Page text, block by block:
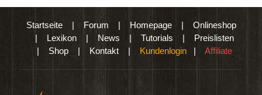
Startseite| Forum | Homepage| Onlineshop
| Lexikon | News | Tutorials | Preislisten
| Shop | Kontakt | Kundenlogin | Affiliate